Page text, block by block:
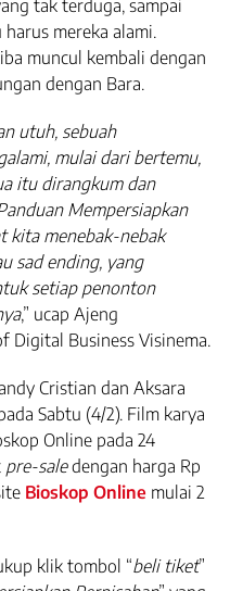
tak terduga, sampai
mereka alami.
muncul kembali dengan
dengan Bara.
utuh, sebuah
mulai dari bertemu,
itu dirangkum dan
Mempersiapkan
kita menebak-nebak
sad ending, yang
setiap penonton
,” ucap Ajeng
Digital Business Visinema.
Cristian dan Aksara
Sabtu (4/2). Film karya
Online pada 24
pre-saledengan harga Rp
Bioskop Online mulai 2
klik tombol “beli tiket”